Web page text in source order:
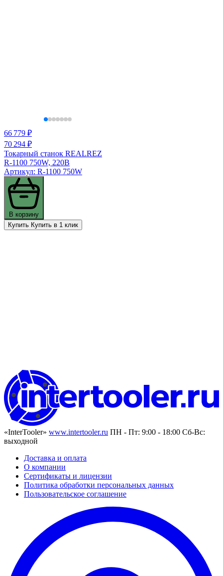
66 779 ₽
70 294 ₽
Токарный станок REALREZ
R-1100 750W, 220В
Артикул: R-1100 750W
В корзину
Купить Купить в 1 клик
«InterTooler» www.intertooler.ru ПН - Пт: 9:00 - 18:00 Сб-Вс:
выходной
Доставка и оплата
О компании
Сертификаты и лицензии
Политика обработки персональных данных
Пользовательское соглашение